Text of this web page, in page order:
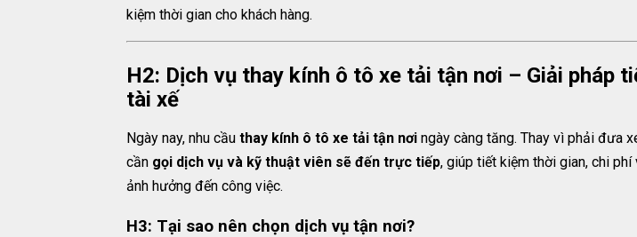
kiệm thời gian cho khách hàng.
H2: Dịch vụ thay kính ô tô xe tải tận nơi – Giải pháp
tài xế
Ngày nay, nhu cầu thay kính ô tô xe tải tận nơi ngày càng tăng. Thay vì phải đưa
cần gọi dịch vụ và kỹ thuật viên sẽ đến trực tiếp, giúp tiết kiệm thời gian, chi phí
ảnh hưởng đến công việc.
H3: Tại sao nên chọn dịch vụ tận nơi?